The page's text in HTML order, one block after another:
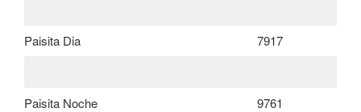
Paisita Dia 7917
Paisita Noche 9761